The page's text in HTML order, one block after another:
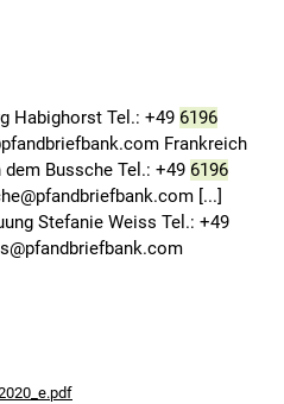
Habighorst Tel.: +49 6196
Frankreich
dem Bussche Tel.: +49 6196
[...]
Stefanie Weiss Tel.: +49